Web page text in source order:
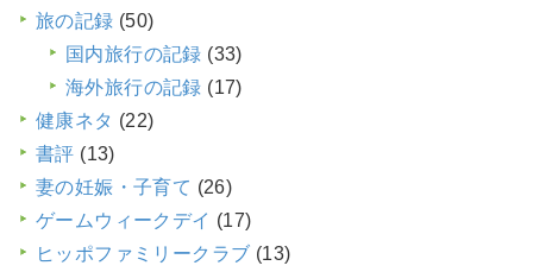
旅の記録 (50)
国内旅行の記録 (33)
海外旅行の記録 (17)
健康ネタ (22)
書評 (13)
妻の妊娠・子育て (26)
ゲームウィークデイ (17)
ヒッポファミリークラブ (13)